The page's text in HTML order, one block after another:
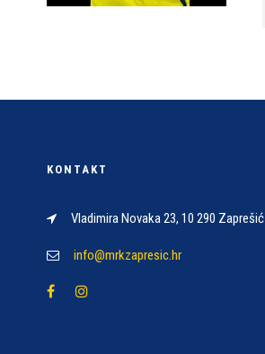
KONTAKT
Vladimira Novaka 23, 10 290 Zaprešić
info@mrkzapresic.hr